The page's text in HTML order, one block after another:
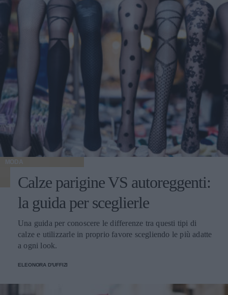
MODA
Calze parigine VS autoreggenti:
la guida per sceglierle
Una guida per conoscere le differenze tra questi tipi di
calze e utilizzarle in proprio favore scegliendo le più adatte
a ogni look.
ELEONORA D'UFFIZI